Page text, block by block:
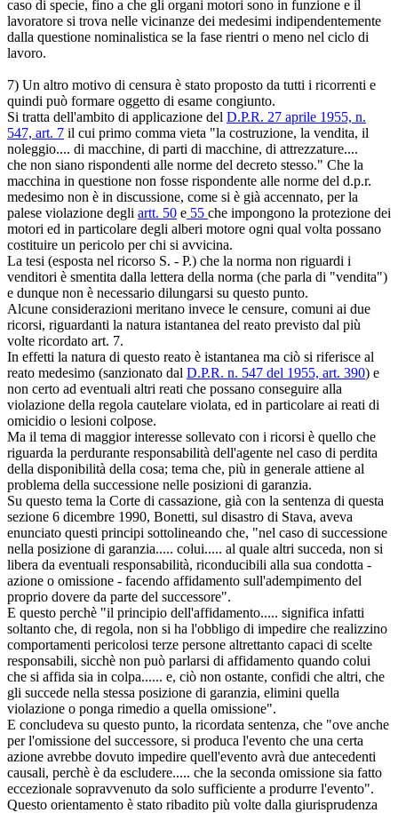
caso di specie, fino a che gli organi motori sono in funzione e il
lavoratore si trova nelle vicinanze dei medesimi indipendentemente
dalla questione nominalistica se la fase rientri o meno nel ciclo di
lavoro.
7) Un altro motivo di censura è stato proposto da tutti i ricorrenti e
quindi può formare oggetto di esame congiunto.
Si tratta dell'ambito di applicazione del D.P.R. 27 aprile 1955, n.
547, art. 7 il cui primo comma vieta "la costruzione, la vendita, il
noleggio.... di macchine, di parti di macchine, di attrezzature....
che non siano rispondenti alle norme del decreto stesso." Che la
macchina in questione non fosse rispondente alle norme del d.p.r.
medesimo non è in discussione, come si è già accennato, per la
palese violazione degli artt. 50 e 55 che impongono la protezione dei
motori ed in particolare degli alberi motore ogni qual volta possano
costituire un pericolo per chi si avvicina.
La tesi (esposta nel ricorso S. - P.) che la norma non riguardi i
venditori è smentita dalla lettera della norma (che parla di "vendita")
e dunque non è necessario dilungarsi su questo punto.
Alcune considerazioni meritano invece le censure, comuni ai due
ricorsi, riguardanti la natura istantanea del reato previsto dal più
volte ricordato art. 7.
In effetti la natura di questo reato è istantanea ma ciò si riferisce al
reato medesimo (sanzionato dal D.P.R. n. 547 del 1955, art. 390) e
non certo ad eventuali altri reati che possano conseguire alla
violazione della regola cautelare violata, ed in particolare ai reati di
omicidio o lesioni colpose.
Ma il tema di maggior interesse sollevato con i ricorsi è quello che
riguarda la perdurante responsabilità dell'agente nel caso di perdita
della disponibilità della cosa; tema che, più in generale attiene al
problema della successione nelle posizioni di garanzia.
Su questo tema la Corte di cassazione, già con la sentenza di questa
sezione 6 dicembre 1990, Bonetti, sul disastro di Stava, aveva
enunciato questi principi sottolineando che, "nel caso di successione
nella posizione di garanzia..... colui..... al quale altri succeda, non si
libera da eventuali responsabilità, riconducibili alla sua condotta -
azione o omissione - facendo affidamento sull'adempimento del
proprio dovere da parte del successore".
E questo perchè "il principio dell'affidamento..... significa infatti
soltanto che, di regola, non si ha l'obbligo di impedire che realizzino
comportamenti pericolosi terze persone altrettanto capaci di scelte
responsabili, sicchè non può parlarsi di affidamento quando colui
che si affida sia in colpa...... e, ciò non ostante, confidi che altri, che
gli succede nella stessa posizione di garanzia, elimini quella
violazione o ponga rimedio a quella omissione".
E concludeva su questo punto, la ricordata sentenza, che "ove anche
per l'omissione del successore, si produca l'evento che una certa
azione avrebbe dovuto impedire quell'evento avrà due antecedenti
causali, perchè è da escludere..... che la seconda omissione sia fatto
eccezionale sopravvenuto da solo sufficiente a produrre l'evento".
Questo orientamento è stato ribadito più volte dalla giurisprudenza